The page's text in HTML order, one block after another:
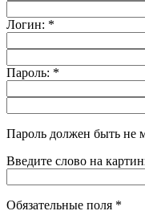
Логин: *
Пароль: *
Пароль должен быть не
Введите слово на
Обязательные поля *